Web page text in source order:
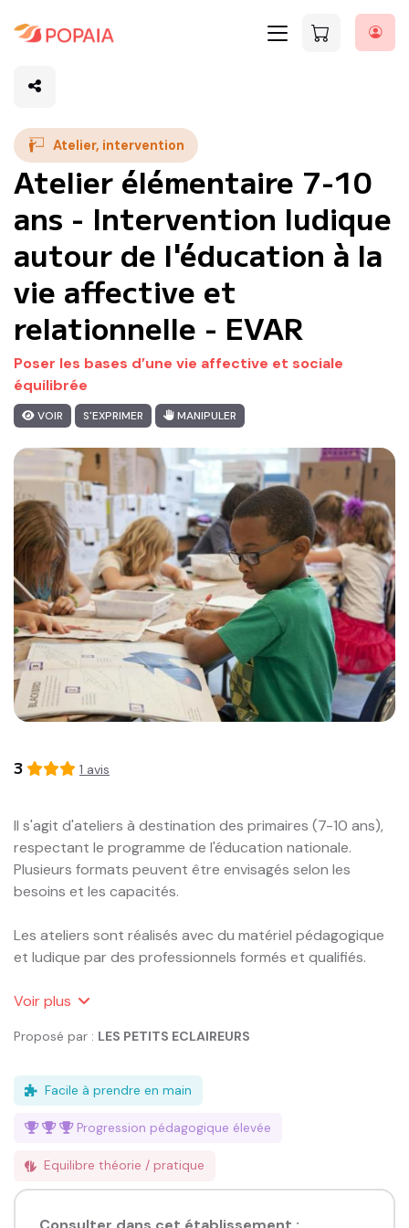
Atelier, intervention
Atelier élémentaire 7-10
ans - Intervention ludique
autour de l'éducation à la
vie affective et
relationnelle - EVAR
Poser les bases d’une vie affective et sociale
équilibrée
VOIR S'EXPRIMER MANIPULER
3 1 avis
Il s'agit d'ateliers à destination des primaires (7-10 ans),
respectant le programme de l'éducation nationale.
Plusieurs formats peuvent être envisagés selon les
besoins et les capacités.
Les ateliers sont réalisés avec du matériel pédagogique
et ludique par des professionnels formés et qualifiés.
Ces ateliers ont vocation à :
Apprendre à identifier et exprimer ses émotions, ses
Prendre conscience de ses qualités, de ses goûts, de
son identité.
Valoriser la diversité et les différences individuelles.
Encourager les enfants à s’affirmer avec respect.
Voirplus
Proposé par : LES PETITS ECLAIREURS
Facile à prendre en main
Progression pédagogique élevée
Equilibre théorie / pratique